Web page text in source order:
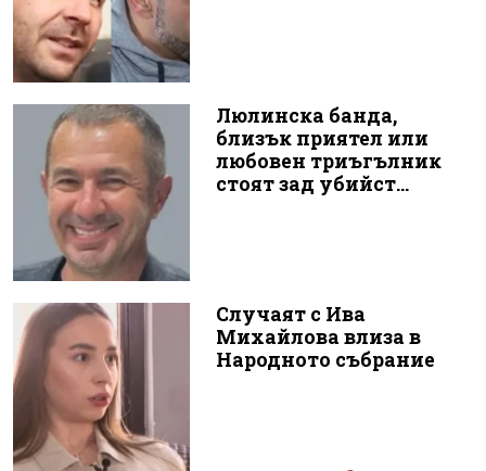
Люлинска банда,
близък приятел или
любовен триъгълник
стоят зад убийст...
Случаят с Ива
Михайлова влиза в
Народното събрание